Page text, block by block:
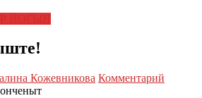
Кожевникова Комментарий